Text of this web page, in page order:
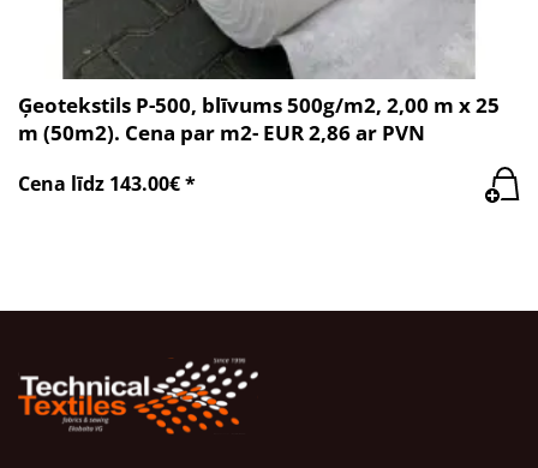
Ģeotekstils P-500, blīvums 500g/m2, 2,00 m x 25
m (50m2). Cena par m2- EUR 2,86 ar PVN
Cena līdz 143.00€ *